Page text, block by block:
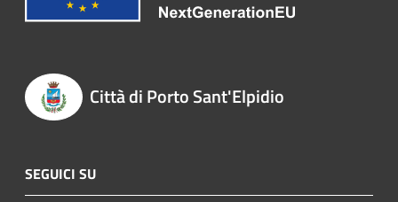
Città di Porto Sant'Elpidio
SEGUICI SU